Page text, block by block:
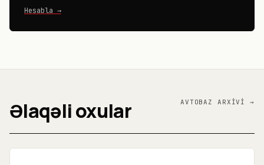
Hesabla →
Əlaqəli oxular AVTOBAZ ARXIVI →